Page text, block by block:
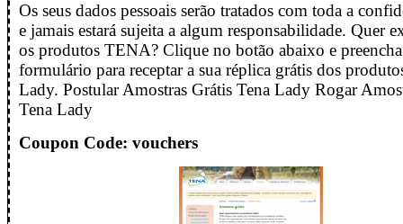
Os seus dados pessoais serão tratados com toda a
e jamais estará sujeita a algum responsabilidade. Quer
os produtos TENA? Clique no botão abaixo e
formulário para receptar a sua réplica grátis dos
Lady. Postular Amostras Grátis Tena Lady Rogar
Tena Lady
Coupon Code: vouchers